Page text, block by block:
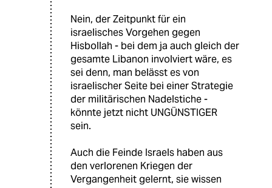
Nein, der Zeitpunkt für ein
israelisches Vorgehen gegen
Hisbollah - bei dem ja auch gleich der
gesamte Libanon involviert wäre, es
sei denn, man belässt es von
israelischer Seite bei einer Strategie
der militärischen Nadelstiche -
könnte jetzt nicht UNGÜNSTIGER
sein.
Auch die Feinde Israels haben aus
den verlorenen Kriegen der
Vergangenheit gelernt, sie wissen